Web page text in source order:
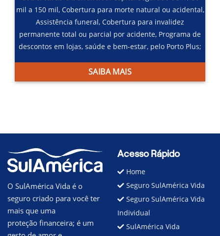
mil a 150 mil, Cobertura para morte natural ou acidental,
Assistência funeral,Cobertura para invalidez
permanente total ou parcial por acidente, Programa de
descontos em lojas, saúde e bem-estar, pelo Porto Plus;
SAIBA MAIS
O SulAmérica Vida é o
seguro criado para você ter
mais que uma
proteção financeira; é um
Acesso Rápido
Home
Seguro SulAmérica Vida
Seguro SulAmérica Vida
Individual
SulAmérica Vida